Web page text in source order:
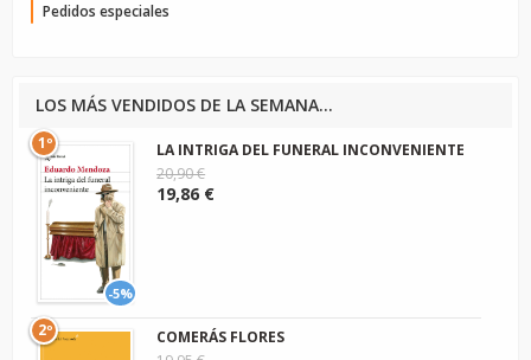
Pedidos especiales
LOS MÁS VENDIDOS DE LA SEMANA...
-5%
1º
LA INTRIGA DEL FUNERAL INCONVENIENTE
20,90 €
19,86 €
2º
COMERÁS FLORES